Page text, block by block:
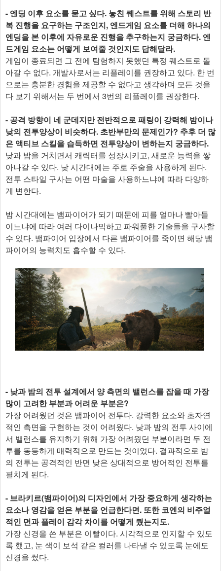
- 엔딩 이후 요소를 묻고 싶다. 놓친 퀘스트를 위해 스토리 반
복 진행을 요구하는 구조인지, 엔드게임 요소를 더해 하나의
엔딩을 본 이후에 자유로운 진행을 추구하는지 궁금하다. 엔
드게임 요소는 어떻게 보여줄 것인지도 답해달라.
게임이 종료되면 그 전에 탐험하지 못했던 특정 퀘스트로 돌
아갈 수 없다. 개발사로서는 리플레이를 권장하고 있다. 한 번
으로는 충분한 경험을 제공할 수 없다고 생각하며 모든 것을
다 보기 위해서는 두 번에서 3번의 리플레이를 권장한다.
- 공격 방향이 네 군데지만 전반적으로 패링이 강력해 밤이나
낮의 전투양상이 비슷하다. 초반부만의 문제인가? 추후 더 많
은 액티브 스킬을 습득하면 전투양상이 변하는지 궁금하다.
낮과 밤을 거치면서 캐릭터를 성장시키고, 새로운 능력을 쌓
아나갈 수 있다. 낮 시간대에는 주로 주술을 사용하게 된다.
전투 스타일 구사는 어떤 마술을 사용하느냐에 따라 다양하
게 변한다.
밤 시간대에는 뱀파이어가 되기 때문에 피를 얼마나 빨아들
이느냐에 따라 여러 다이나믹하고 파워풀한 기술들을 구사할
수 있다. 뱀파이어 입장에서 다른 뱀파이어를 죽이면 해당 뱀
파이어의 능력치도 흡수할 수 있다.
- 낮과 밤의 전투 설계에서 양 측면의 밸런스를 잡을 때 가장
많이 고려한 부분과 어려운 부분은?
가장 어려웠던 것은 뱀파이어 전투다. 강력한 요소와 초자연
적인 측면을 구현하는 것이 어려웠다. 낮과 밤의 전투 사이에
서 밸런스를 유지하기 위해 가장 어려웠던 부분이라면 두 전
투를 동등하게 매력적으로 만드는 것이었다. 결과적으로 밤
의 전투는 공격적인 반면 낮은 상대적으로 방어적인 전투를
펼치게 된다.
- 브라키르(뱀파이어)의 디자인에서 가장 중요하게 생각하는
요소나 영감을 얻은 부분을 언급한다면. 또한 코엔의 비주얼
적인 면과 플레이 감각 차이를 어떻게 줬는지도.
가장 신경을 쓴 부분은 이빨이다. 시각적으로 인지할 수 있도
록 했고, 눈 색이 보석 같은 컬러를 나타낼 수 있도록 눈에도
신경을 썼다.